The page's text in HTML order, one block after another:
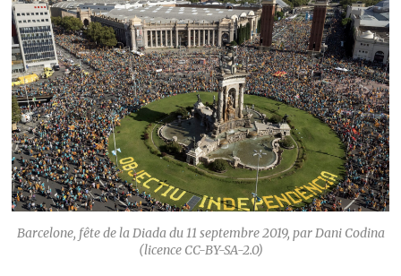
Barcelone, fête de la Diada du 11 septembre 2019, par Dani Codina
(licence CC-BY-SA-2.0)